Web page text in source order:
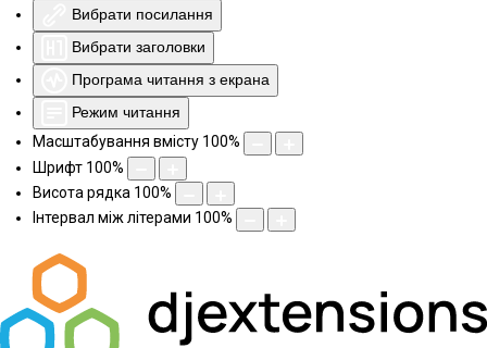
Вибрати посилання
Вибрати заголовки
Програма читання з екрана
Режим читання
Масштабування вмісту 100%
Шрифт 100%
Висота рядка 100%
Інтервал між літерами 100%